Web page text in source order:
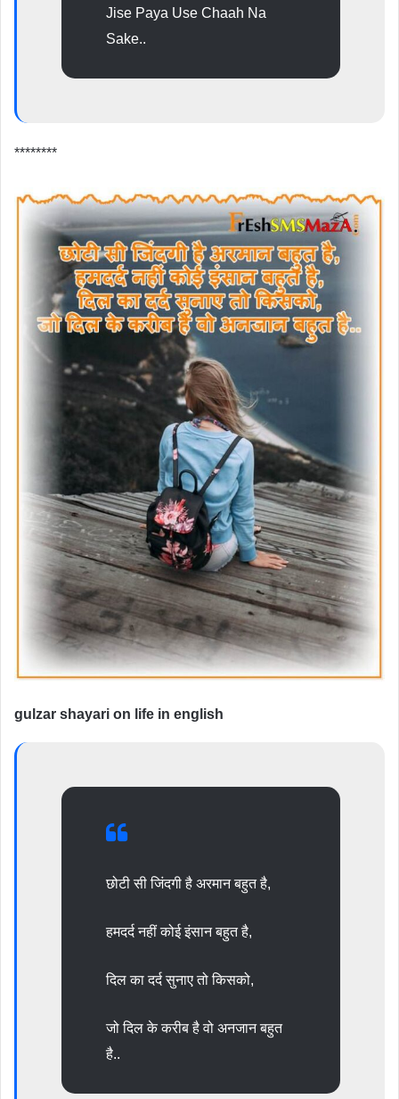
Jise Paya Use Chaah Na
Sake..
********
gulzar shayari on life in english
छोटी सी जिंदगी है अरमान बहुत है,
हमदर्द नहीं कोई इंसान बहुत है,
दिल का दर्द सुनाए तो किसको,
जो दिल के करीब है वो अनजान बहुत
है..